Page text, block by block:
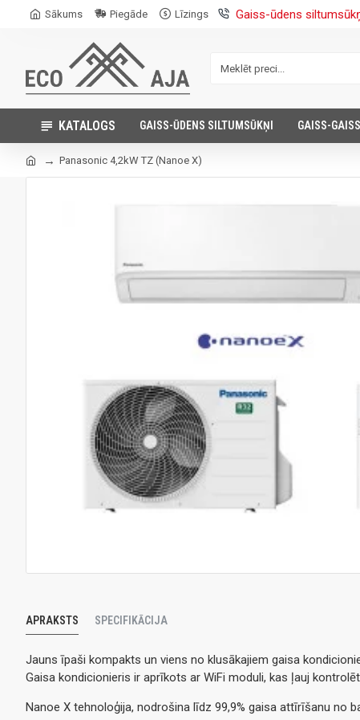
Sākums Piegāde Līzings Gaiss-ūdens
KATALOGS GAISS-ŪDENS SILTUMSŪKŅI GAISS-
Panasonic 4,2kW TZ (Nanoe X)
APRAKSTS SPECIFIKĀCIJA
Jauns īpaši kompakts un viens no klusākajiem gaisa
Gaisa kondicionieris ir aprīkots ar WiFi moduli, kas ļauj
Nanoe X tehnoloģija, nodrošina līdz 99,9% gaisa attīrīšanu no